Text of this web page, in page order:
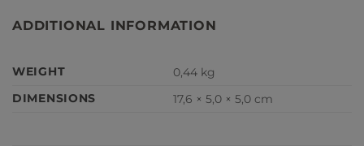
ADDITIONAL INFORMATION
WEIGHT
0,44 kg
DIMENSIONS
17,6 × 5,0 × 5,0 cm